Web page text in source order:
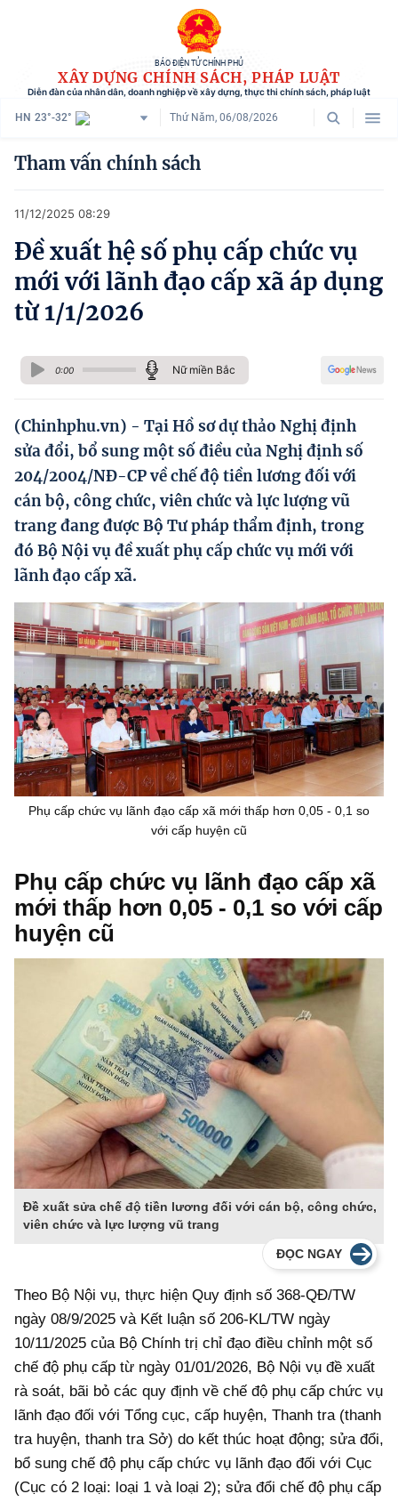
BÁO ĐIỆN TỬ CHÍNH PHỦ
XÂY DỰNG CHÍNH SÁCH, PHÁP LUẬT
Diễn đàn của nhân dân, doanh nghiệp về xây dựng, thực thi chính sách, pháp luật
HN 23°-32° Thứ Năm, 06/08/2026
Danh mục
Tham vấn chính sách
Người dân góp ý
Chính sách và cuộc sống
Phát triển kinh tế tư nhân và doanh nghiệp dân tộc
Ocop và chuỗi giá trị Nông sản
Kinh tế tư nhân
Doanh nghiệp dân tộc
Video
Photo
Tham vấn chính sách
11/12/2025 08:29
Đề xuất hệ số phụ cấp chức vụ
mới với lãnh đạo cấp xã áp dụng
từ 1/1/2026
0:00 Nữ miền Bắc
(Chinhphu.vn) - Tại Hồ sơ dự thảo Nghị định
sửa đổi, bổ sung một số điều của Nghị định số
204/2004/NĐ-CP về chế độ tiền lương đối với
cán bộ, công chức, viên chức và lực lượng vũ
trang đang được Bộ Tư pháp thẩm định, trong
đó Bộ Nội vụ đề xuất phụ cấp chức vụ mới với
lãnh đạo cấp xã.
Phụ cấp chức vụ lãnh đạo cấp xã mới thấp hơn 0,05 - 0,1 so
với cấp huyện cũ
Phụ cấp chức vụ lãnh đạo cấp xã
mới thấp hơn 0,05 - 0,1 so với cấp
huyện cũ
Đề xuất sửa chế độ tiền lương đối với cán bộ, công chức,
viên chức và lực lượng vũ trang
ĐỌC NGAY
Theo Bộ Nội vụ, thực hiện Quy định số 368-QĐ/TW
ngày 08/9/2025 và Kết luận số 206-KL/TW ngày
10/11/2025 của Bộ Chính trị chỉ đạo điều chỉnh một số
chế độ phụ cấp từ ngày 01/01/2026, Bộ Nội vụ đề xuất
rà soát, bãi bỏ các quy định về chế độ phụ cấp chức vụ
lãnh đạo đối với Tổng cục, cấp huyện, Thanh tra (thanh
tra huyện, thanh tra Sở) do kết thúc hoạt động; sửa đổi,
bổ sung chế độ phụ cấp chức vụ lãnh đạo đối với Cục
(Cục có 2 loại: loại 1 và loại 2); sửa đổi chế độ phụ cấp